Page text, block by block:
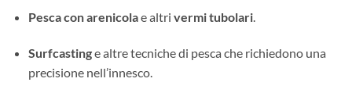
Pesca con arenicolae altri vermi tubolari.
Surfcastinge altre tecniche di pesca che richiedono una
precisione nell’innesco.